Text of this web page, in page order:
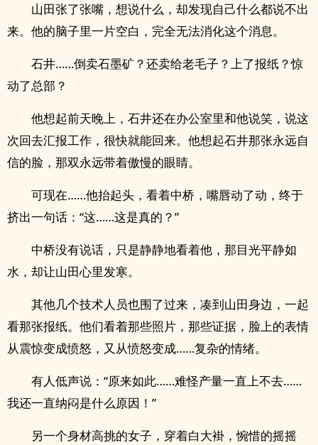
山田张了张嘴，想说什么，却发现自己什么都说不出
来。他的脑子里一片空白，完全无法消化这个消息。
石井……倒卖石墨矿？还卖给老毛子？上了报纸？惊
动了总部？
他想起前天晚上，石井还在办公室里和他说笑，说这
次回去汇报工作，很快就能回来。他想起石井那张永远自
信的脸，那双永远带着傲慢的眼睛。
可现在……他抬起头，看着中桥，嘴唇动了动，终于
挤出一句话：“这……这是真的？”
中桥没有说话，只是静静地看着他，那目光平静如
水，却让山田心里发寒。
其他几个技术人员也围了过来，凑到山田身边，一起
看那张报纸。他们看着那些照片，那些证据，脸上的表情
从震惊变成愤怒，又从愤怒变成……复杂的情绪。
有人低声说：“原来如此……难怪产量一直上不去……
我还一直纳闷是什么原因！”
另一个身材高挑的女子，穿着白大褂，惋惜的摇摇